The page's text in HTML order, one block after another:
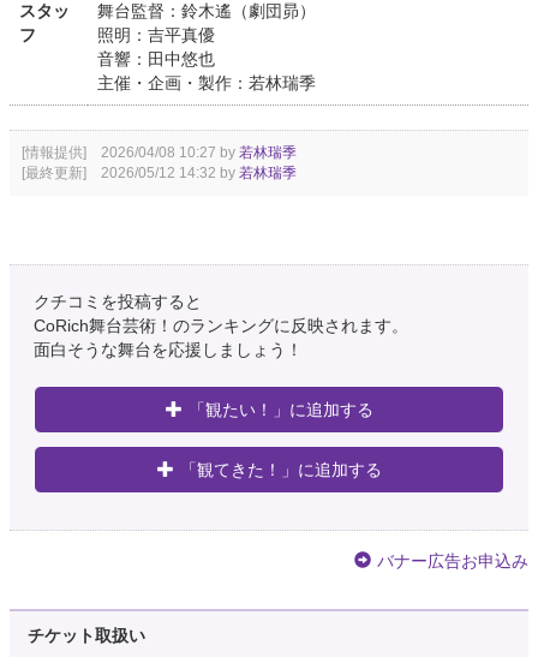
スタッ
フ
舞台監督：鈴木遙（劇団昴）
照明：吉平真優
音響：田中悠也
主催・企画・製作：若林瑞季
[情報提供] 2026/04/08 10:27 by 若林瑞季
[最終更新] 2026/05/12 14:32 by 若林瑞季
クチコミを投稿すると
CoRich舞台芸術！のランキングに反映されます。
面白そうな舞台を応援しましょう！
「観たい！」に追加する
「観てきた！」に追加する
バナー広告お申込み
チケット取扱い